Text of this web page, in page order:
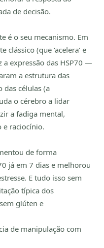
de decisão.
é o seu mecanismo. Em
(que ‘acelera’ e
a expressão das HSP70 —
a estrutura das
células (a
o cérebro a lidar
a fadiga mental,
e raciocínio.
de forma
já em 7 dias e melhorou
E tudo isso sem
típica dos
glúten e
de manipulação com